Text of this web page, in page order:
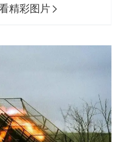
精彩图片